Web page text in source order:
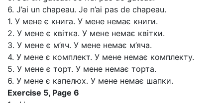
6. J’ai un chapeau. Je n’ai pas de chapeau.
1. У мене є книга. У мене немає книги.
2. У мене є квітка. У мене немає квітки.
3. У мене є м’яч. У мене немає м’яча.
4. У мене є комплект. У мене немає комплекту.
5. У мене є торт. У мене немає торта.
6. У мене є капелюх. У мене немає шапки.
Exercise 5, Page 6